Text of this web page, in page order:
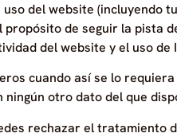
del website
de seguir la pista
del website y el uso de
cuando así se lo
ningún otro dato del que
rechazar el tratamiento